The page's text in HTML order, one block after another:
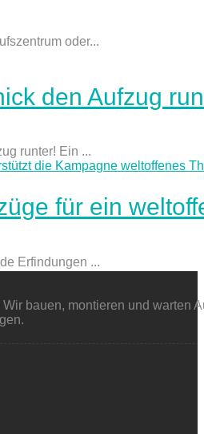
oder...
den Aufzug
runter! Ein ...
für ein
Erfindungen ...
bauen, montieren und warten